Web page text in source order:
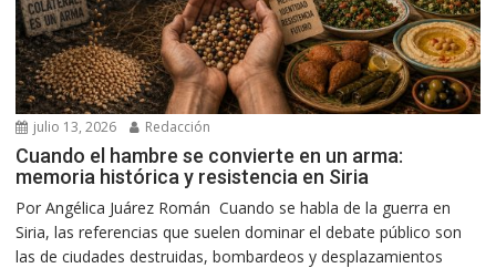
julio 13, 2026 Redacción
Cuando el hambre se convierte en un arma:
memoria histórica y resistencia en Siria
Por Angélica Juárez Román Cuando se habla de la guerra en
Siria, las referencias que suelen dominar el debate público son
las de ciudades destruidas, bombardeos y desplazamientos